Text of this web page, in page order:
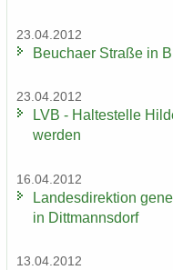
23.04.2012
Beu­cha­er Stra­ße in
23.04.2012
LVB - Hal­te­stel­le
wer­den
16.04.2012
Lan­des­di­rek­ti­on
in Ditt­manns­dorf
13.04.2012